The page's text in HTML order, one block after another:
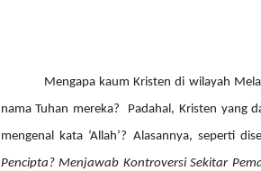
Mengapa kaum Kristen di wilayah
nama Tuhan mereka?
Padahal, Kristen yang
mengenal kata ’Allah’? Alasannya, seperti
Pencipta? Menjawab Kontroversi Sekitar